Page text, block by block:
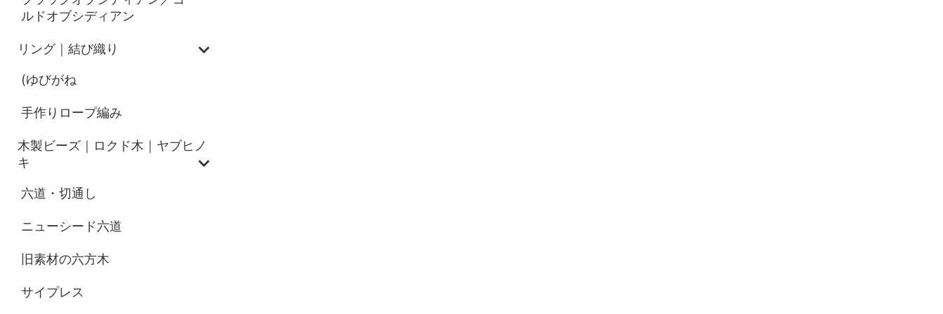
ルドオブシディアン
リング｜結び織り
(ゆびがね
手作りロープ編み
木製ビーズ｜ロクド木｜ヤブヒノ
キ
六道・切通し
ニューシード六道
旧素材の六方木
サイプレス